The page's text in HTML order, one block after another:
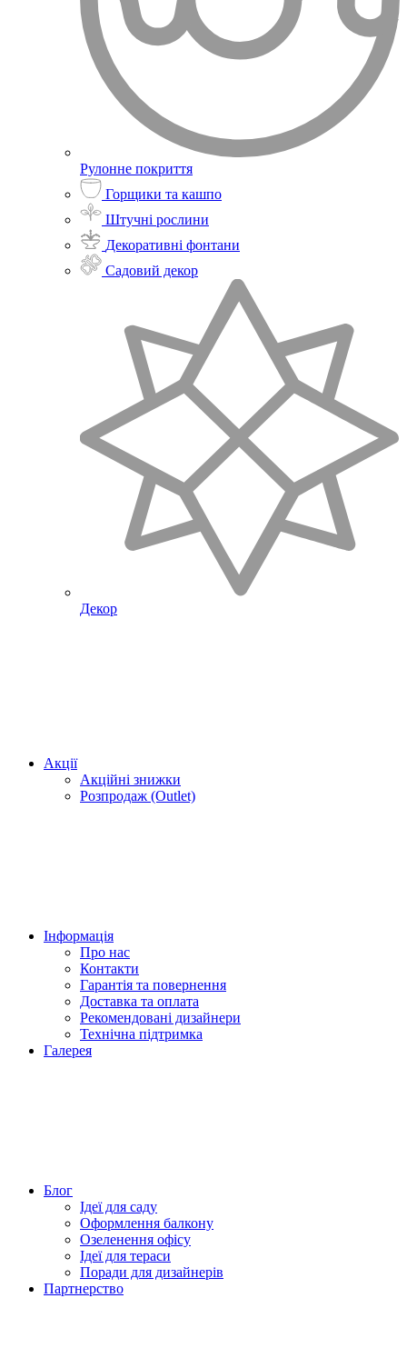
Рулонне покриття
Горщики та кашпо
Штучні рослини
Декоративні фонтани
Садовий декор
Декор
Акції
Акційні знижки
Розпродаж (Outlet)
Інформація
Про нас
Контакти
Гарантія та повернення
Доставка та оплата
Рекомендовані дизайнери
Технічна підтримка
Галерея
Блог
Ідеї для саду
Оформлення балкону
Озеленення офісу
Ідеї для тераси
Поради для дизайнерів
Партнерство